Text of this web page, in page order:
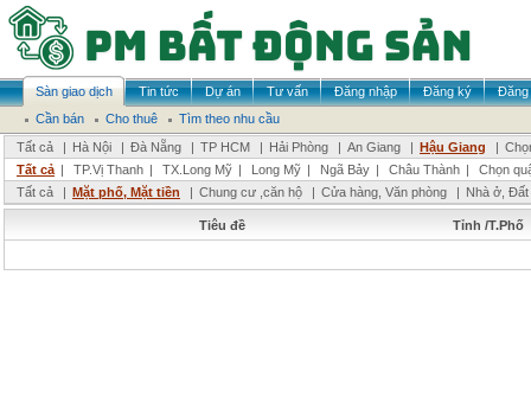
Sàn giao dịch Tin tức Dự án Tư vấn Đăng nhập Đăng ký
Đăng
Cần bán
Cho thuê
Tìm theo nhu cầu
Tất cả
| Hà Nội | Đà Nẵng | TP HCM | Hải Phòng | An Giang | Hậu Giang |
Tất cả | TP.Vị Thanh | TX.Long Mỹ | Long Mỹ | Ngã Bảy | Châu Thành |
Chọn
Tất cả
| Mặt phố, Mặt tiền | Chung cư ,căn hộ | Cửa hàng, Văn phòng | Nhà ở,
Tiêu đề Tỉnh /T.Phố